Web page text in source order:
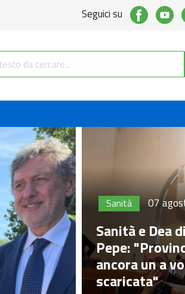
Seguici su
Sanità 07
Sanità e Dea
Pepe:
ancora un a
scaricata"